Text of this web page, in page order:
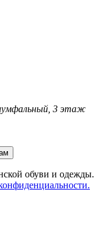
3 этаж
обуви и одежды.